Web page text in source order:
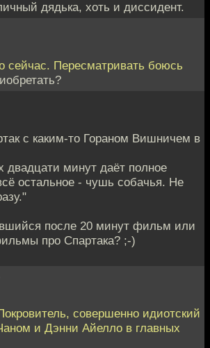
дядька, хоть и диссидент.
сейчас. Пересматривать боюсь
с каким-то Гораном Вишничем в
двадцати минут даёт полное
остальное - чушь собачья. Не
после 20 минут фильм или
про Спартака? ;-)
совершенно идиотский
и Дэнни Айелло в главных